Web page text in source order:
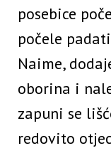
posebice
počele
Naime,
oborina i
zapuni se
redovito